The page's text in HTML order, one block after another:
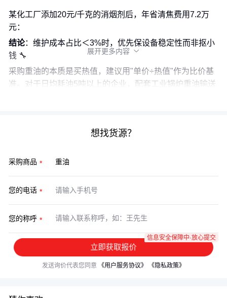
某化工厂添加20元/千克的消烟剂后，年省清焦费用7.2万
元：
结论：维护成本占比＜3%时，优先保设备稳定性而非抠小
钱 🔧
采购重油的本质是买热值，建议用"单价÷热值"作为比价基
准。对于日均耗油5吨以上的企业，配套工业锅炉重油输送
展开更多内容 
想找货源？
采购商品
您的电话
您的称呼
立即获取报价
信息安全保障中·放心提交
发送询价代表您同意 《用户服务协议》 《隐私政策》